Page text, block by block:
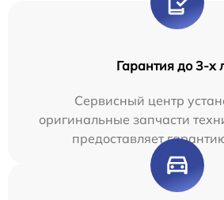
Гарантия до 3-х
Сервисный центр
оригинальные запчасти
предоставляет